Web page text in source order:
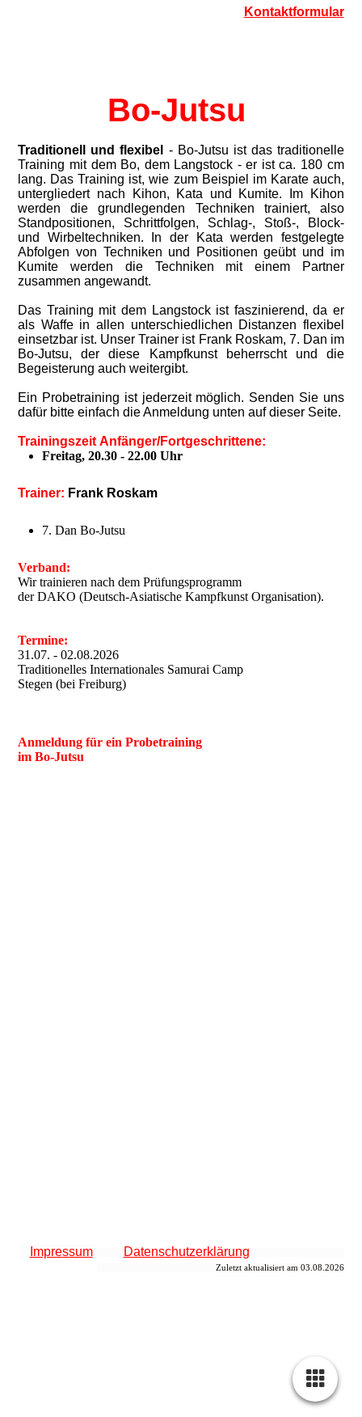
Kontaktformular
Bo-Jutsu
Traditionell und flexibel - Bo-Jutsu ist das traditionelle
Training mit dem Bo, dem Langstock - er ist ca. 180 cm
lang. Das Training ist, wie zum Beispiel im Karate auch,
untergliedert nach Kihon, Kata und Kumite. Im Kihon
werden die grundlegenden Techniken trainiert, also
Standpositionen, Schrittfolgen, Schlag-, Stoß-, Block-
und Wirbeltechniken. In der Kata werden festgelegte
Abfolgen von Techniken und Positionen geübt und im
Kumite werden die Techniken mit einem Partner
zusammen angewandt.
Das Training mit dem Langstock ist faszinierend, da er
als Waffe in allen unterschiedlichen Distanzen flexibel
einsetzbar ist. Unser Trainer ist Frank Roskam, 7. Dan im
Bo-Jutsu, der diese Kampfkunst beherrscht und die
Begeisterung auch weitergibt.
Ein Probetraining ist jederzeit möglich. Senden Sie uns
dafür bitte einfach die Anmeldung unten auf dieser Seite.
TrainingszeitAnfänger/Fortgeschrittene:
Freitag, 20.30 - 22.00 Uhr
Trainer: Frank Roskam
7. Dan Bo-Jutsu
Verband:
Wir trainieren nach dem Prüfungsprogramm
der DAKO (Deutsch-Asiatische Kampfkunst Organisation).
Termine:
31.07. - 02.08.2026
Traditionelles Internationales Samurai Camp
Stegen (bei Freiburg)
Anmeldung für ein Probetraining
im Bo-Jutsu
Impressum Datenschutzerklärung
Zuletzt aktualisiert am 03.08.2026